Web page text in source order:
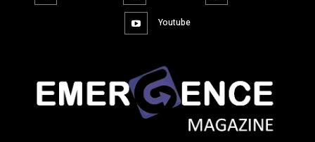
Youtube